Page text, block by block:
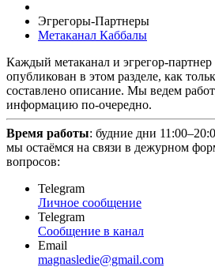
Эгрегоры-Партнеры
Метаканал Каббалы
Каждый метаканал и эгрегор-партнер
опубликован в этом разделе, как
составлено описание. Мы ведем
информацию по-очередно.
Время работы: будние дни
мы остаёмся на связи в дежурном
вопросов:
Telegram
Личное сообщение
Telegram
Сообщение в канал
Email
magnasledie@gmail.com